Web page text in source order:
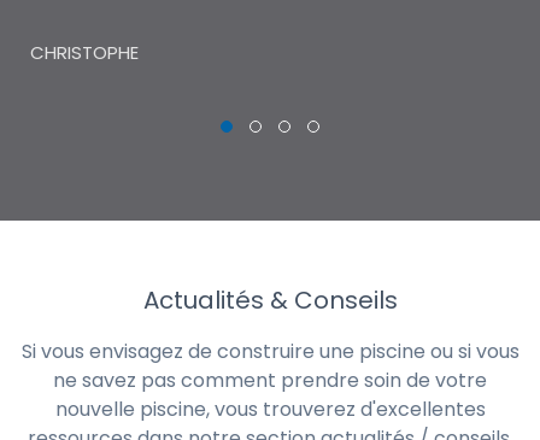
piscinistes classiques.
Actualités & Conseils